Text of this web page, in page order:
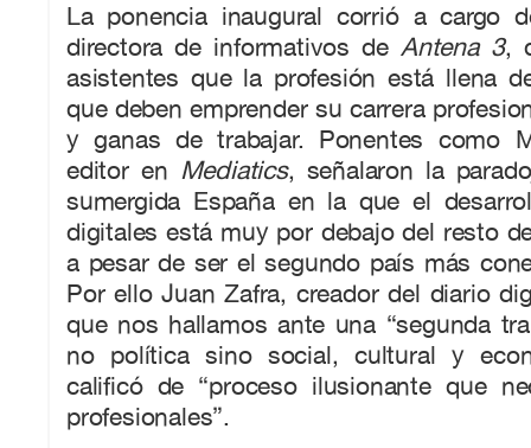
La ponencia inaugural corrió a cargo
directora de informativos deAntena 3,
asistentes que la profesión está llena
que deben emprender su carrera
y ganas de trabajar. Ponentes como
editor en Mediatics, señalaron la
sumergida España en la que el
digitales está muy por debajo del resto
a pesar de ser el segundo país más
Por ello Juan Zafra, creador del diario
que nos hallamos ante una “segunda
no política sino social, cultural y
calificó de “proceso ilusionante que
profesionales”.